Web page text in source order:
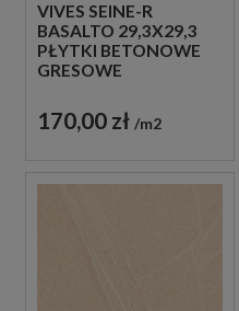
VIVES SEINE-R
BASALTO 29,3X29,3
PŁYTKI BETONOWE
GRESOWE
170,00 zł m2